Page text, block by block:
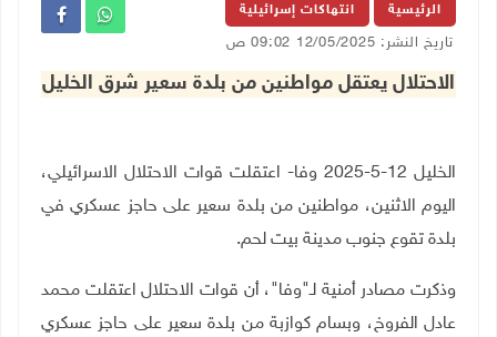
الرئيسية انتهاكات إسرائيلية
تاريخ النشر: 12/05/2025 09:02 ص
الاحتلال يعتقل مواطنين من بلدة سعير شرق الخليل
الخليل 12-5-2025 وفا- اعتقلت قوات الاحتلال الاسرائيلي،
اليوم الاثنين، مواطنين من بلدة سعير على حاجز عسكري في
بلدة تقوع جنوب مدينة بيت لحم.
وذكرت مصادر أمنية لـ"وفا"، أن قوات الاحتلال اعتقلت محمد
عادل الفروخ، وبسام كوازبة من بلدة سعير على حاجز عسكري